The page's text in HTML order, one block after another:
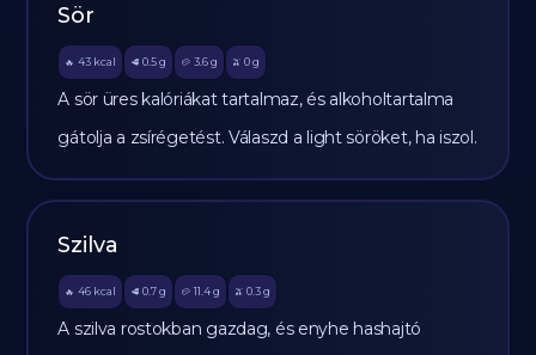
Sör
🔥 43 kcal 🥩 0.5 g 🥔 3.6g 🫒 0 g
A sör üres kalóriákat tartalmaz, és alkoholtartalma
gátolja a zsírégetést. Válaszd a light söröket, ha iszol.
Szilva
🔥 46 kcal 🥩 0.7 g 🥔 11.4g 🫒 0.3 g
A szilva rostokban gazdag, és enyhe hashajtó